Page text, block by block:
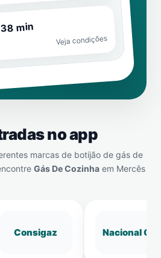
min
Veja condições
no app
marcas de botijão de gás de
Gás De Cozinha em Mercês
Consigaz Nacional Gás